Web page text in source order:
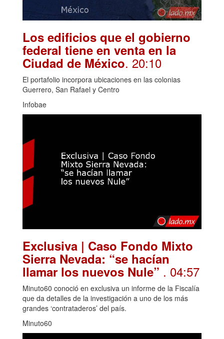
Los edificios que el gobierno
federal tiene en venta en la
Ciudad de México. 20:10
El portafolio incorpora ubicaciones en las colonias
Guerrero, San Rafael y Centro
Infobae
Exclusiva | Caso Fondo Mixto
Sierra Nevada: “se hacían
llamar los nuevos Nule” . 04:57
Minuto60 conoció en exclusiva un informe de la Fiscalía
que da detalles de la investigación a uno de los más
grandes ‘contrataderos’ del país.
Minuto60